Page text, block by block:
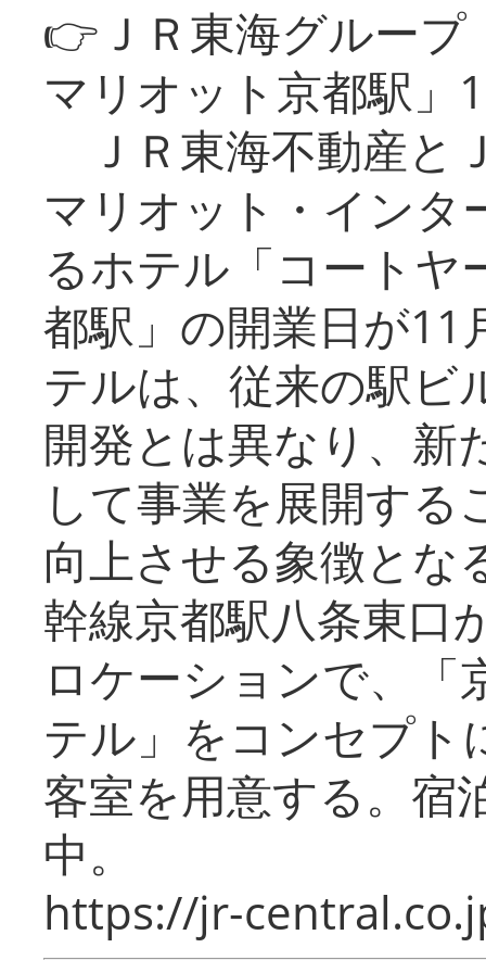
👉ＪＲ東海グルー
マリオット京都駅」
ＪＲ東海不動産と
マリオット・インタ
るホテル「コートヤ
都駅」の開業日が11
テルは、従来の駅ビ
開発とは異なり、新
して事業を展開する
向上させる象徴とな
幹線京都駅八条東口
ロケーションで、「
テル」をコンセプト
客室を用意する。宿
中。
https://jr-